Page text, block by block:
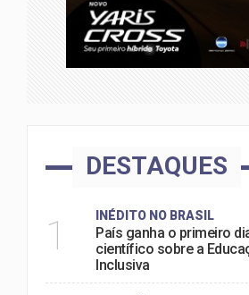
DESTAQUES
1 INÉDITO NO BRASIL
País ganha o primeiro
científico sobre a
Inclusiva